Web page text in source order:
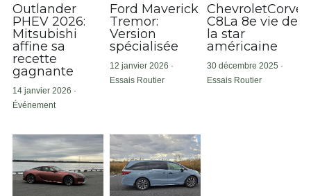
Outlander
PHEV 2026:
Mitsubishi
affine sa
recette
gagnante
14 janvier 2026 ·
Événement
Ford Maverick
Tremor:
Version
spécialisée
12 janvier 2026 ·
Essais Routier
C8La 8e vie de
la star
américaine
30 décembre 2025 ·
Essais Routier